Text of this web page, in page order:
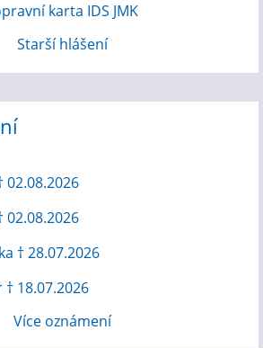
karta IDS JMK
Starší hlášení
02.08.2026
02.08.2026
† 28.07.2026
† 18.07.2026
Více oznámení